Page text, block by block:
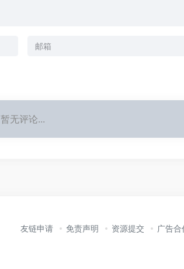
暂无评论...
友链申请 免责声明 资源提交 广告合